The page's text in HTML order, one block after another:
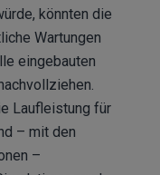
könnten die
Wartungen
eingebauten
Laufleistung für
– mit den
–